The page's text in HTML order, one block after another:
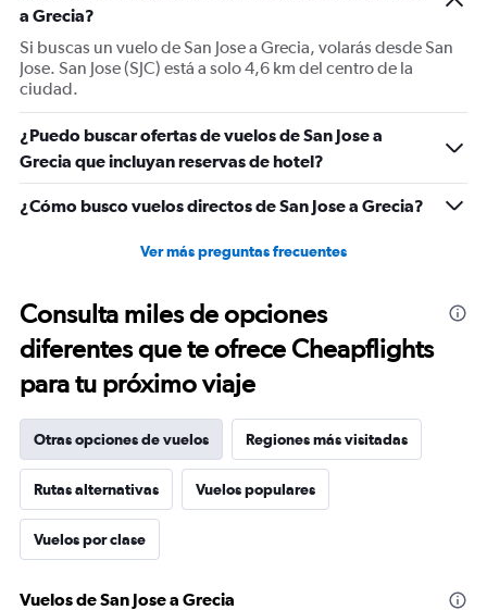
a Grecia?
Si buscas un vuelo de San Jose a Grecia, volarás desde San
Jose. San Jose (SJC) está a solo 4,6 km del centro de la
ciudad.
¿Puedo buscar ofertas de vuelos de San Jose a
Grecia que incluyan reservas de hotel?
¿Cómo busco vuelos directos de San Jose a Grecia?
Ver más preguntas frecuentes
Consulta miles de opciones
diferentes que te ofrece Cheapflights
para tu próximo viaje
Otras opciones de vuelos Regiones más visitadas
Rutas alternativas Vuelos populares
Vuelos por clase
Vuelos de San Jose a Grecia